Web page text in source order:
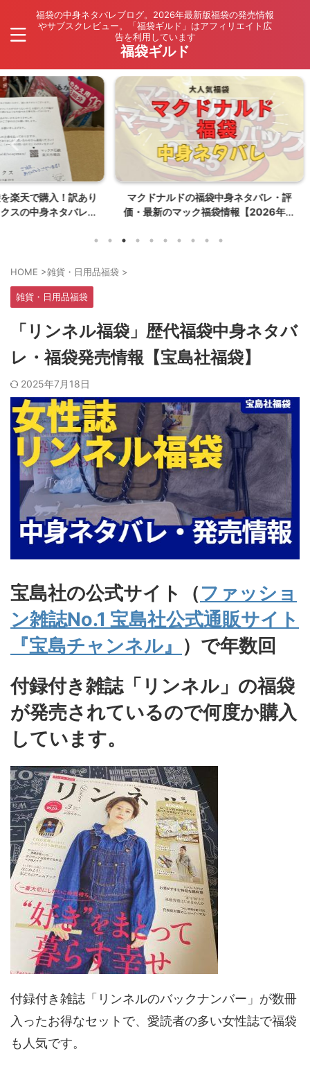
福袋の中身ネタバレブログ。2026年最新版福袋の発売情報
やサブスクレビュー。「福袋ギルド」はアフィリエイト広
告を利用しています
福袋ギルド
！訳あり
タバレ
マクドナルドの福袋中身ネタバレ・評
価・最新のマック福袋情報【2026年夏
【2026
ネタバレ
HOME >雑貨・日用品福袋 >
雑貨・日用品福袋
「リンネル福袋」歴代福袋中身ネタバ
レ・福袋発売情報【宝島社福袋】
2025年7月18日
宝島社の公式サイト（ファッショ
ン雑誌No.1 宝島社公式通販サイト
『宝島チャンネル』 ）で年数回
付録付き雑誌「リンネル」の福袋
が発売されているので何度か購入
しています。
付録付き雑誌「リンネルのバックナンバー」が数冊
入ったお得なセットで、愛読者の多い女性誌で福袋
も人気です。